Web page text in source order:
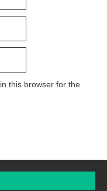
this browser for the